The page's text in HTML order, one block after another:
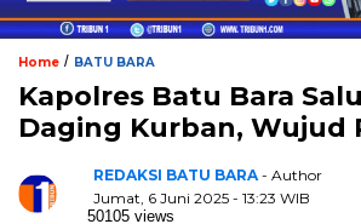
Home / BATU BARA
Kapolres Batu Bara
Daging Kurban, Wujud
REDAKSI BATU BARA - Author
Jumat, 6 Juni 2025 - 13:23 WIB
50105 views